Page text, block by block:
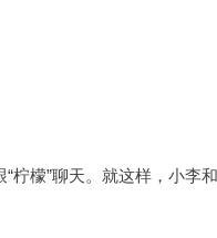
檬”聊天。就这样，小李